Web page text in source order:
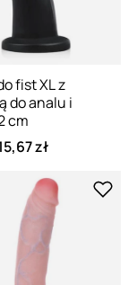
fist XL z
do analu i
cm
zł